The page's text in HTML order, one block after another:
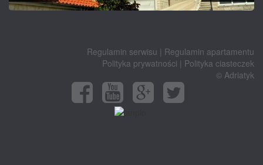
Regulamin serwisu | Regulamin apartamentu
Polityka prywatności | Polityka ciasteczek
© Adriatyk